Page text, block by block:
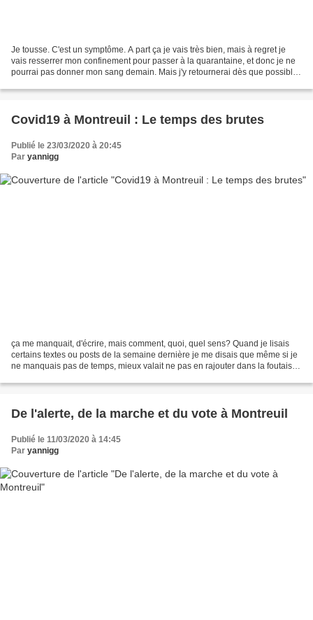
Je tousse. C'est un symptôme. A part ça je vais très bien, mais à regret je
vais resserrer mon confinement pour passer à la quarantaine, et donc je ne
pourrai pas donner mon sang demain. Mais j'y retournerai dès que possible.
Covid19 à Montreuil : Le temps des brutes
Publié le 23/03/2020 à 20:45
Par yannigg
ça me manquait, d'écrire, mais comment, quoi, quel sens? Quand je lisais
certains textes ou posts de la semaine dernière je me disais que même si je
ne manquais pas de temps, mieux valait ne pas en rajouter dans la foutaise.
De l'alerte, de la marche et du vote à Montreuil
Publié le 11/03/2020 à 14:45
Par yannigg